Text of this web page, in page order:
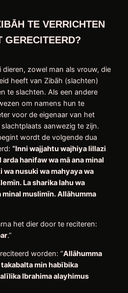
TE VERRICHTEN
GERECITEERD?
dieren, zowel man als vrouw, die
heeft van Zibāh (slachten)
te slachten. Als een andere
om namens hun te
voor de eigenaar van het
aanwezig te zijn.
wordt de volgende dua
“Inni wajjahtu wajhiya lillazi
hanifaw wa mā ana minal
wa nusuki wa mahyaya wa
La sharika lahu wa
minal muslimīn.Allāhumma
het dier door te reciteren:
.”
worden: “Allāhumma
min habībika
Ibrahima alayhimus